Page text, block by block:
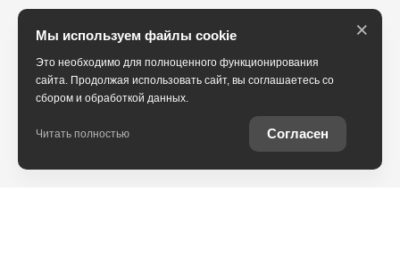
Мы используем файлы cookie
Это необходимо для полноценного функционирования
сайта. Продолжая использовать сайт, вы соглашаетесь со
сбором и обработкой данных.
Читать полностью Согласен
×